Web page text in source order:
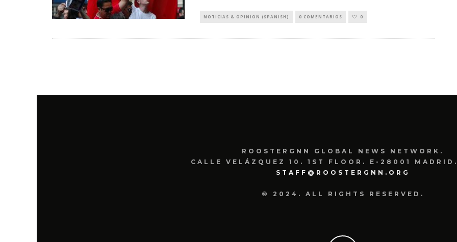
NOTICIAS & OPINION (SPANISH) 0 COMENTARIOS 0
ROOSTERGNN GLOBAL NEWS NETWORK.
CALLE VELÁZQUEZ 10. 1ST FLOOR. E-28001
STAFF@ROOSTERGNN.ORG
© 2024. ALL RIGHTS RESERVED.